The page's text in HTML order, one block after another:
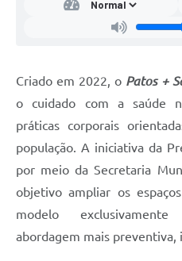
Criado em 2022, o Patos +
o cuidado com a saúde
práticas corporais
população. A iniciativa da
por meio da Secretaria
objetivo ampliar os
modelo
abordagem mais preventiva,